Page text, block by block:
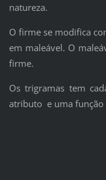
natureza.
O firme se modifica
em maleável. O
firme.
Os trigramas tem
atributo e uma